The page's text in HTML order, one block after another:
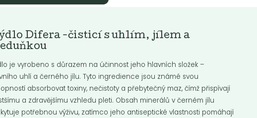
Difera -
s...
a problematickú pleť
Do košíku: (149
Kč
Balzám na rty
olejů, másel a vosků (zejména
lokálních...
Do košíku: (199
199Kč
Difera -čisticí s uhlím, jílem a
je vyrobeno s důrazem na účinnost jeho hlavních složek –
uhlí a černého jílu. Tyto ingredience jsou známé svou
absorbovat toxiny, nečistoty a přebytečný maz, čímž přispívají
a zdravějšímu vzhledu pleti. Obsah minerálů v černém jílu
potřebnou výživu, zatímco jeho antiseptické vlastnosti pomáhají